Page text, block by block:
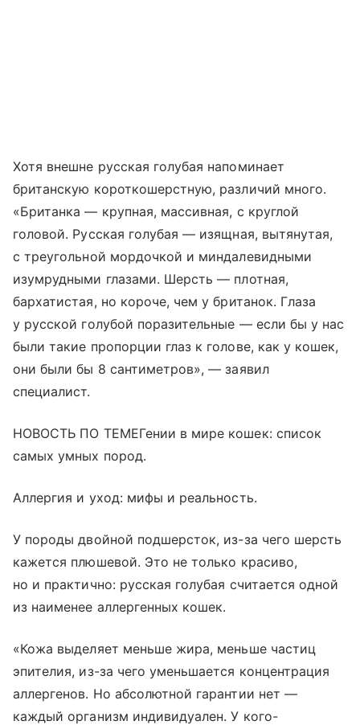
Хотя внешне русская голубая напоминает
британскую короткошерстную, различий много.
«Британка — крупная, массивная, с круглой
головой. Русская голубая — изящная, вытянутая,
с треугольной мордочкой и миндалевидными
изумрудными глазами. Шерсть — плотная,
бархатистая, но короче, чем у британок. Глаза
у русской голубой поразительные — если бы у нас
были такие пропорции глаз к голове, как у кошек,
они были бы 8 сантиметров», — заявил
специалист.
НОВОСТЬ ПО ТЕМЕГении в мире кошек: список
самых умных пород.
Аллергия и уход: мифы и реальность.
У породы двойной подшерсток, из-за чего шерсть
кажется плюшевой. Это не только красиво,
но и практично: русская голубая считается одной
из наименее аллергенных кошек.
«Кожа выделяет меньше жира, меньше частиц
эпителия, из-за чего уменьшается концентрация
аллергенов. Но абсолютной гарантии нет —
каждый организм индивидуален. У кого-